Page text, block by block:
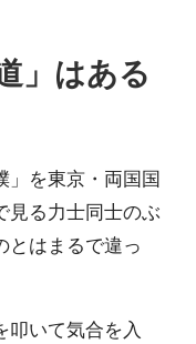
」はある
」を東京・両国国
見る力士同士のぶ
とはまるで違っ
叩いて気合を入